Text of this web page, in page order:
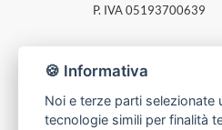
P. IVA 05193700639
🍪 Informativa
Noi e terze parti selezionate
tecnologie simili per finalità